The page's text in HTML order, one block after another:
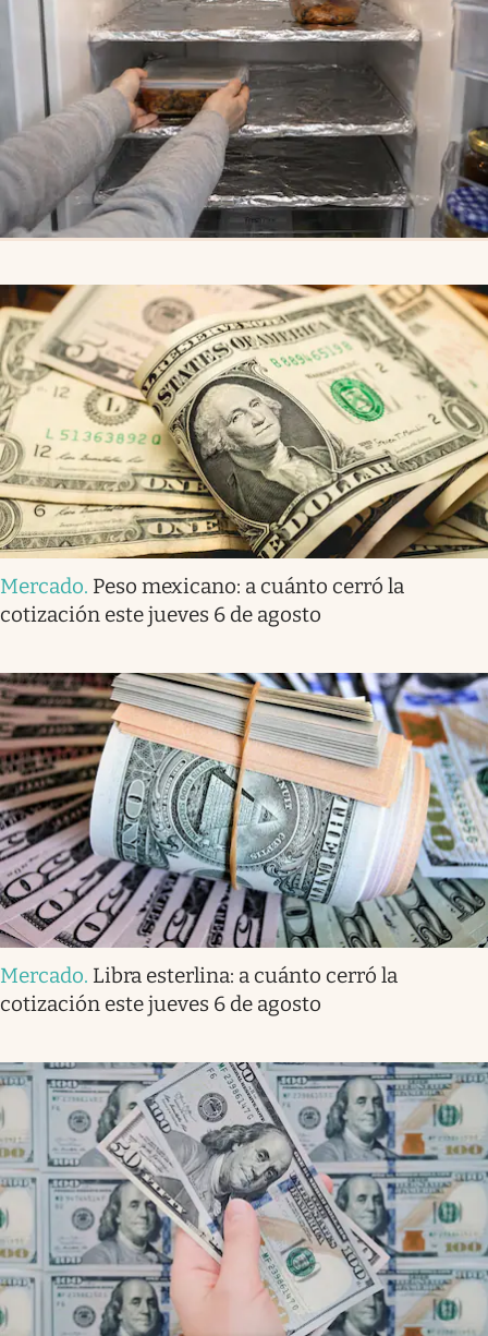
Mercado. Peso mexicano: a cuánto cerró la
cotización este jueves 6 de agosto
Mercado. Libra esterlina: a cuánto cerró la
cotización este jueves 6 de agosto